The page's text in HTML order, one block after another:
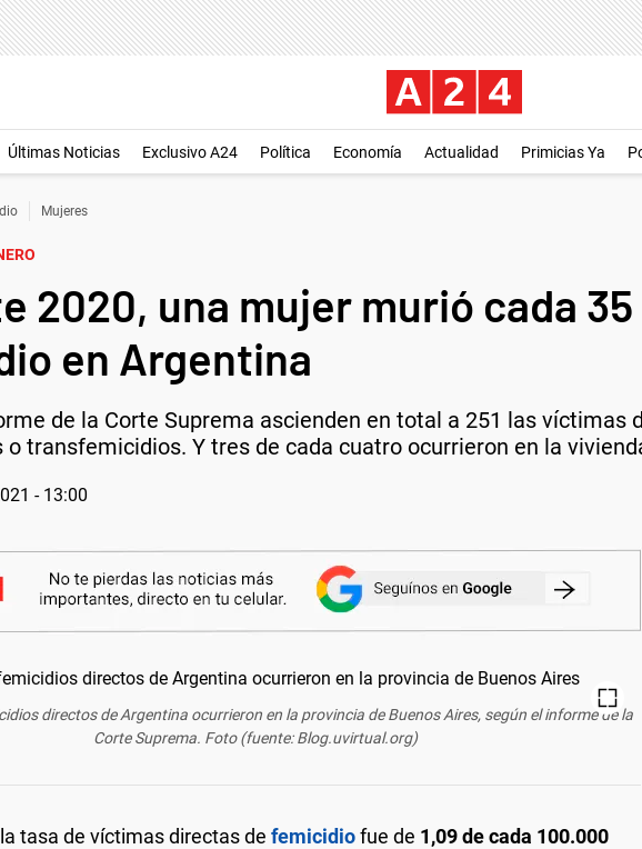
Últimas Noticias Exclusivo A24 Política Economía Actualidad Primicias Ya
Mujeres
2020, una mujer murió cada
en Argentina
de la Corte Suprema ascienden en total a 251 las víctimas
transfemicidios. Y tres de cada cuatro ocurrieron en la
- 13:00
directos de Argentina ocurrieron en la provincia de Buenos Aires, según el informe de la
Corte Suprema. Foto (fuente: Blog.uvirtual.org)
la tasa de víctimas directas de femicidiofue de 1,09 de cada 100.000